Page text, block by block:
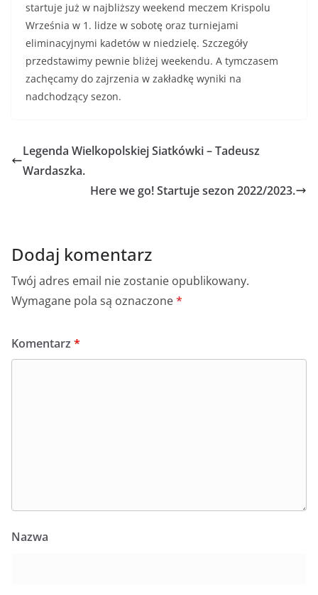
startuje już w najbliższy weekend meczem Krispolu
Września w 1. lidze w sobotę oraz turniejami
eliminacyjnymi kadetów w niedzielę. Szczegóły
przedstawimy pewnie bliżej weekendu. A tymczasem
zachęcamy do zajrzenia w zakładkę wyniki na
nadchodzący sezon.
Legenda Wielkopolskiej Siatkówki – Tadeusz
Wardaszka.
Here we go! Startuje sezon 2022/2023.
Dodaj komentarz
Twój adres email nie zostanie opublikowany.
Wymagane pola są oznaczone*
Komentarz *
Nazwa